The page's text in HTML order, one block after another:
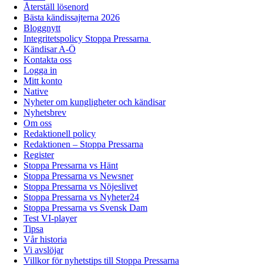
Återställ lösenord
Bästa kändissajterna 2026
Bloggnytt
Integritetspolicy Stoppa Pressarna
Kändisar A-Ö
Kontakta oss
Logga in
Mitt konto
Native
Nyheter om kungligheter och kändisar
Nyhetsbrev
Om oss
Redaktionell policy
Redaktionen – Stoppa Pressarna
Register
Stoppa Pressarna vs Hänt
Stoppa Pressarna vs Newsner
Stoppa Pressarna vs Nöjeslivet
Stoppa Pressarna vs Nyheter24
Stoppa Pressarna vs Svensk Dam
Test VI-player
Tipsa
Vår historia
Vi avslöjar
Villkor för nyhetstips till Stoppa Pressarna